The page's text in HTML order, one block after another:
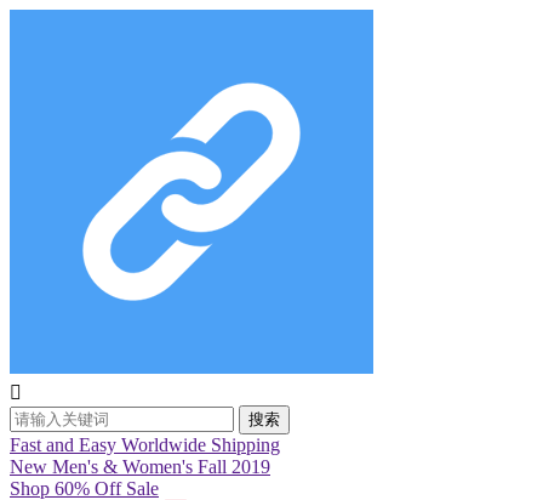

搜索
Fast and Easy Worldwide Shipping
New Men's & Women's Fall 2019
Shop 60% Off Sale